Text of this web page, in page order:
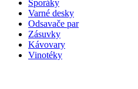
Sporáky
Varné desky
Odsavače par
Zásuvky
Kávovary
Vinotéky